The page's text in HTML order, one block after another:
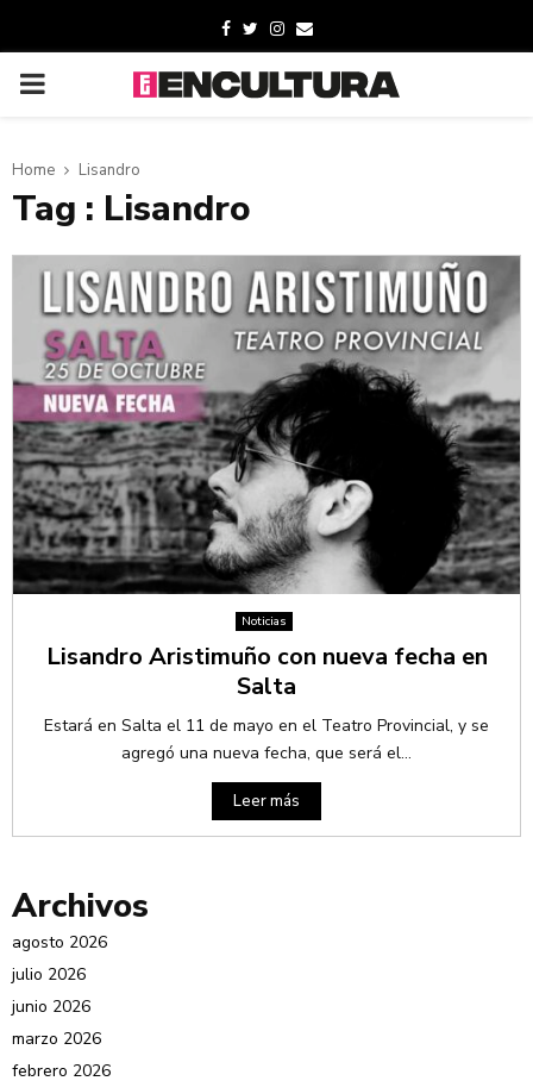
Home Lisandro
Tag : Lisandro
Noticias
Lisandro Aristimuño con nueva fecha en
Salta
Estará en Salta el 11 de mayo en el Teatro Provincial, y se
agregó una nueva fecha, que será el...
Leer más
Archivos
agosto 2026
julio 2026
junio 2026
marzo 2026
febrero 2026